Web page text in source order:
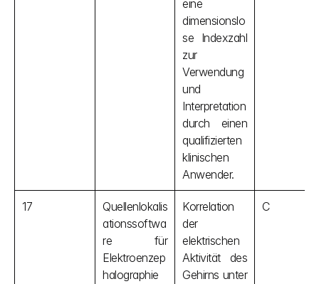
eine
dimensionslo
se Indexzahl
zur
Verwendung
und
Interpretation
durch einen
qualifizierten
klinischen
Anwender.
17
Quellenlokalis
ationssoftwa
re für
Elektroenzep
halographie
Korrelation
der
elektrischen
Aktivität des
Gehirns unter
C